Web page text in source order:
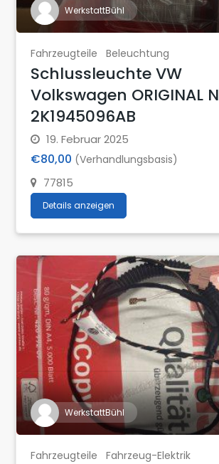
WerkstattBühl
Fahrzeugteile Beleuchtung
Schlussleuchte VW
Volkswagen ORIGINAL
2K1945096AB
19. Februar 2025
€80,00 (Verhandlungsbasis)
77815
Details anzeigen
WerkstattBühl
Fahrzeugteile Fahrzeug-Elektrik